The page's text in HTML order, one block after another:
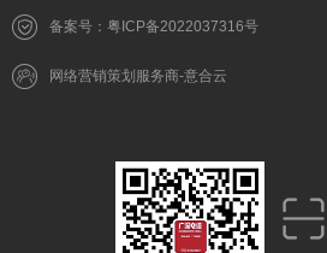
备案号：粤ICP备2022037316号
网络营销策划服务商-意合云